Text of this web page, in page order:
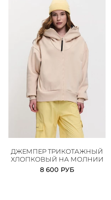
ДЖЕМПЕР ТРИКОТАЖНЫЙ
ХЛОПКОВЫЙ НА МОЛНИИ
8 600 РУБ